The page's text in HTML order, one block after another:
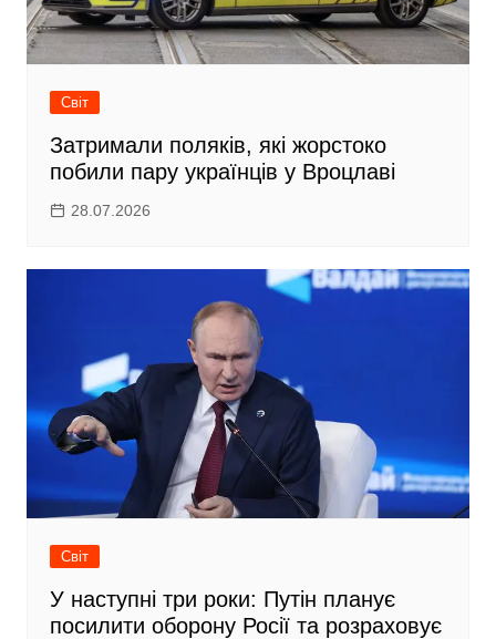
Світ
Затримали поляків, які жорстоко
побили пару українців у Вроцлаві
28.07.2026
Світ
У наступні три роки: Путін планує
посилити оборону Росії та розраховує